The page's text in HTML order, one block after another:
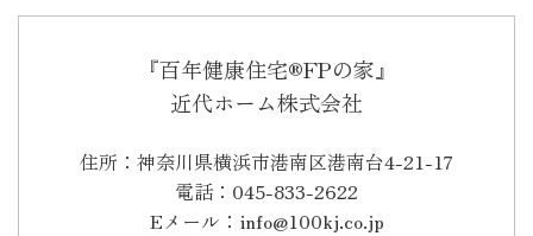
『百年健康住宅®FPの家』
近代ホーム株式会社
住所：神奈川県横浜市港南区港南台4-21-17
電話：045-833-2622
Eメール：info@100kj.co.jp